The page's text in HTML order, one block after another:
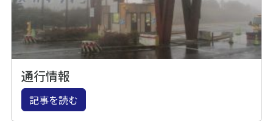
通行情報
記事を読む